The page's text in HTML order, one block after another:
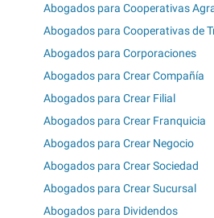
Abogados para Cooperativas
Abogados para Cooperativas de
Abogados para Corporaciones
Abogados para Crear Compañía
Abogados para Crear Filial
Abogados para Crear Franquicia
Abogados para Crear Negocio
Abogados para Crear Sociedad
Abogados para Crear Sucursal
Abogados para Dividendos